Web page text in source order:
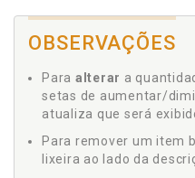
OBSERVAÇÕES
Para alterar a
setas de aumentar/
atualiza que será
Para remover um item
lixeira ao lado da